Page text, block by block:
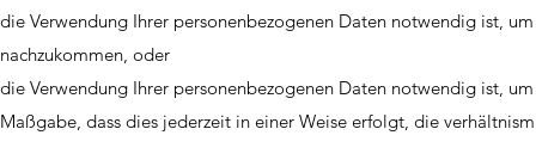
die Verwendung Ihrer personenbezogenen Daten notwendig ist,
nachzukommen, oder
die Verwendung Ihrer personenbezogenen Daten notwendig ist,
Maßgabe, dass dies jederzeit in einer Weise erfolgt, die